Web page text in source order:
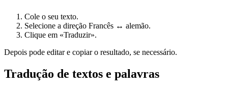
Cole o seu texto.
Selecione a direção Francês ↔ alemão.
Clique em «Traduzir».
Depois pode editar e copiar o resultado, se necessário.
Tradução de textos e palavras